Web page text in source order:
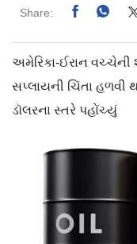
Share:
અમેરિકા-ઈરાન વચ્ચેની
સપ્લાયની ચિંતા હળવી
ડૉલરના સ્તરે પહોંચ્યું